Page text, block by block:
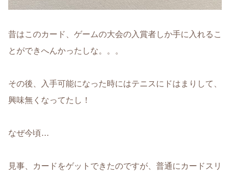
昔はこのカード、ゲームの大会の入賞者しか手に入れるこ
とができへんかったしな。。。
その後、入手可能になった時にはテニスにドはまりして、
興味無くなってたし！
なぜ今頃…
見事、カードをゲットできたのですが、普通にカードスリ